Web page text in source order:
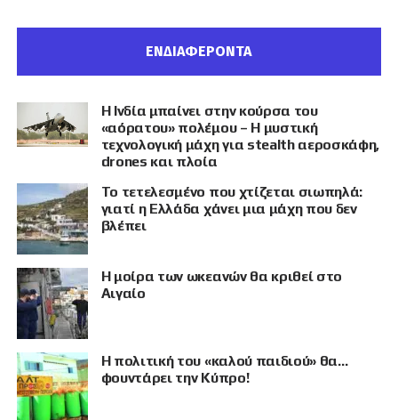
ΕΝΔΙΑΦΕΡΟΝΤΑ
Η Ινδία μπαίνει στην κούρσα του
«αόρατου» πολέμου – Η μυστική
τεχνολογική μάχη για stealth αεροσκάφη,
drones και πλοία
Το τετελεσμένο που χτίζεται σιωπηλά:
γιατί η Ελλάδα χάνει μια μάχη που δεν
βλέπει
Η μοίρα των ωκεανών θα κριθεί στο
Αιγαίο
Η πολιτική του «καλού παιδιού» θα…
φουντάρει την Κύπρο!